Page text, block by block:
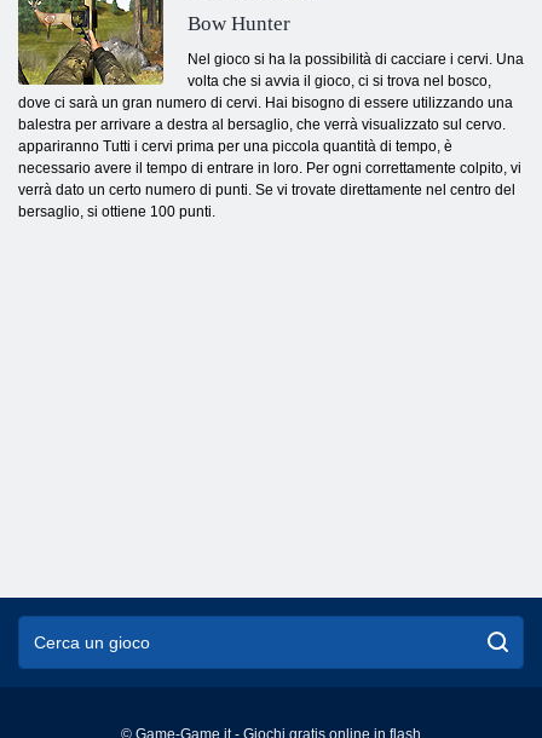
Bow Hunter
Nel gioco si ha la possibilità di cacciare i cervi. Una
volta che si avvia il gioco, ci si trova nel bosco,
dove ci sarà un gran numero di cervi. Hai bisogno di essere utilizzando una
balestra per arrivare a destra al bersaglio, che verrà visualizzato sul cervo.
appariranno Tutti i cervi prima per una piccola quantità di tempo, è
necessario avere il tempo di entrare in loro. Per ogni correttamente colpito, vi
verrà dato un certo numero di punti. Se vi trovate direttamente nel centro del
bersaglio, si ottiene 100 punti.
© Game-Game.it - Giochi gratis online in flash